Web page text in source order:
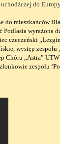
do
do mieszkańców Bia
Podlasia wyrażona
czeczeński
skie, występ zespołu
p Chóru „Astra”
zespołu